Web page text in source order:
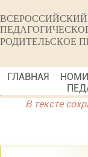
РОДИТЕЛЬСКОЕ
ГЛАВНАЯ
В тексте